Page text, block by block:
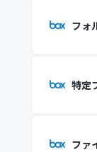
フォ
特定
ファ